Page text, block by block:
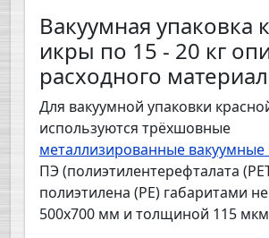
Вакуумная упаковка
икры по 15 - 20 кг
расходного
Для вакуумной упаковки
используются трёхшовные
металлизированные вакуумные
ПЭ (полиэтилентерефталата
полиэтилена (PE) габаритами
500х700 мм и толщиной 115